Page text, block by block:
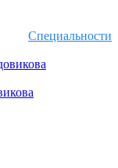
Специальности